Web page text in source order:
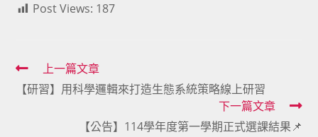
Post Views: 187
Read
more
上一篇文章
【研習】用科學邏輯來打造生態系統策略線上研習
下一篇文章
【公告】114學年度第一學期正式選課結果📌